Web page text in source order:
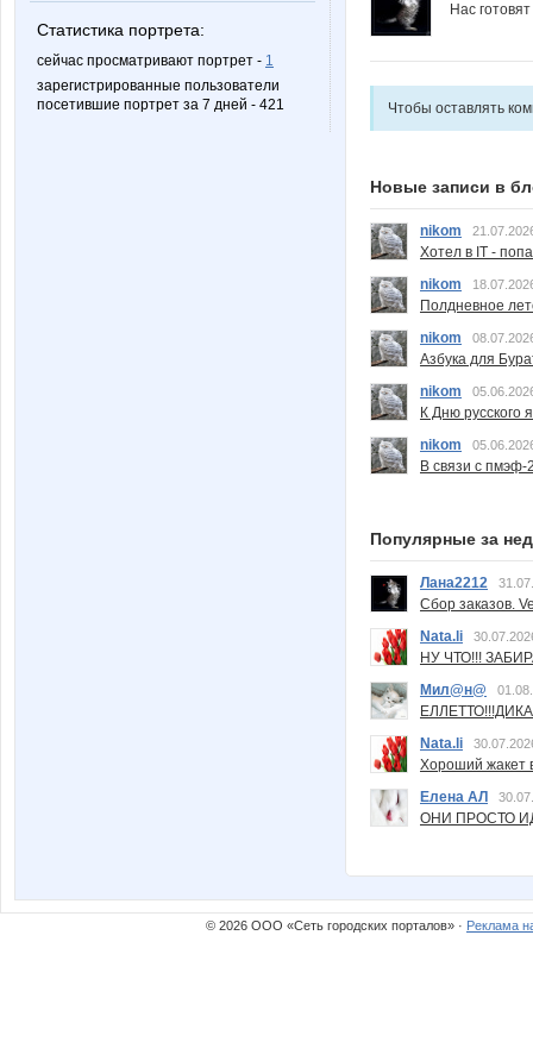
Статистика портрета:
сейчас просматривают портрет - 1
зарегистрированные пользователи
посетившие портрет за 7 дней - 421
Нас
Чтобы оставлять
Новые записи в
nikom
Хотел в IT -
nikom
Полдневное
nikom
Азбука для
nikom
К Дню русского
nikom
В связи с пмэф-
Популярные за
Лана2212
Сбор заказов.
Nata.li
НУ ЧТО!!!
Мил@н@
Nata.li
Хороший жакет
Елена АЛ
ОНИ ПРОСТО
© 2026 ООО «Сеть городских порталов» · Реклама